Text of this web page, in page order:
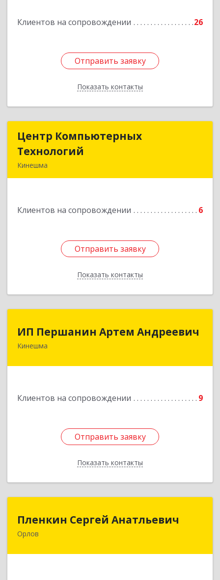
Клиентов на сопровождении 26
Отправить заявку
Показать контакты
Отправить заявку
Назад
Центр Компьютерных
Технологий
Кинешма
Клиентов на сопровождении 6
Отправить заявку
Показать контакты
Центр Компьютерных
Подробнее
Отправить заявку
Назад
ИП Першанин Артем Андреевич
Кинешма
Клиентов на сопровождении 9
Отправить заявку
Показать контакты
Отправить заявку
Назад
Пленкин Сергей Анатльевич
Орлов
Пленкин Сергей Анатльевич